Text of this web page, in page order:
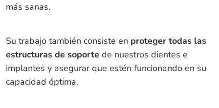
más sanas.
Su trabajo también consiste en proteger todas las
estructuras de soportede nuestros dientes e
implantes y asegurar que estén funcionando en su
capacidad óptima.